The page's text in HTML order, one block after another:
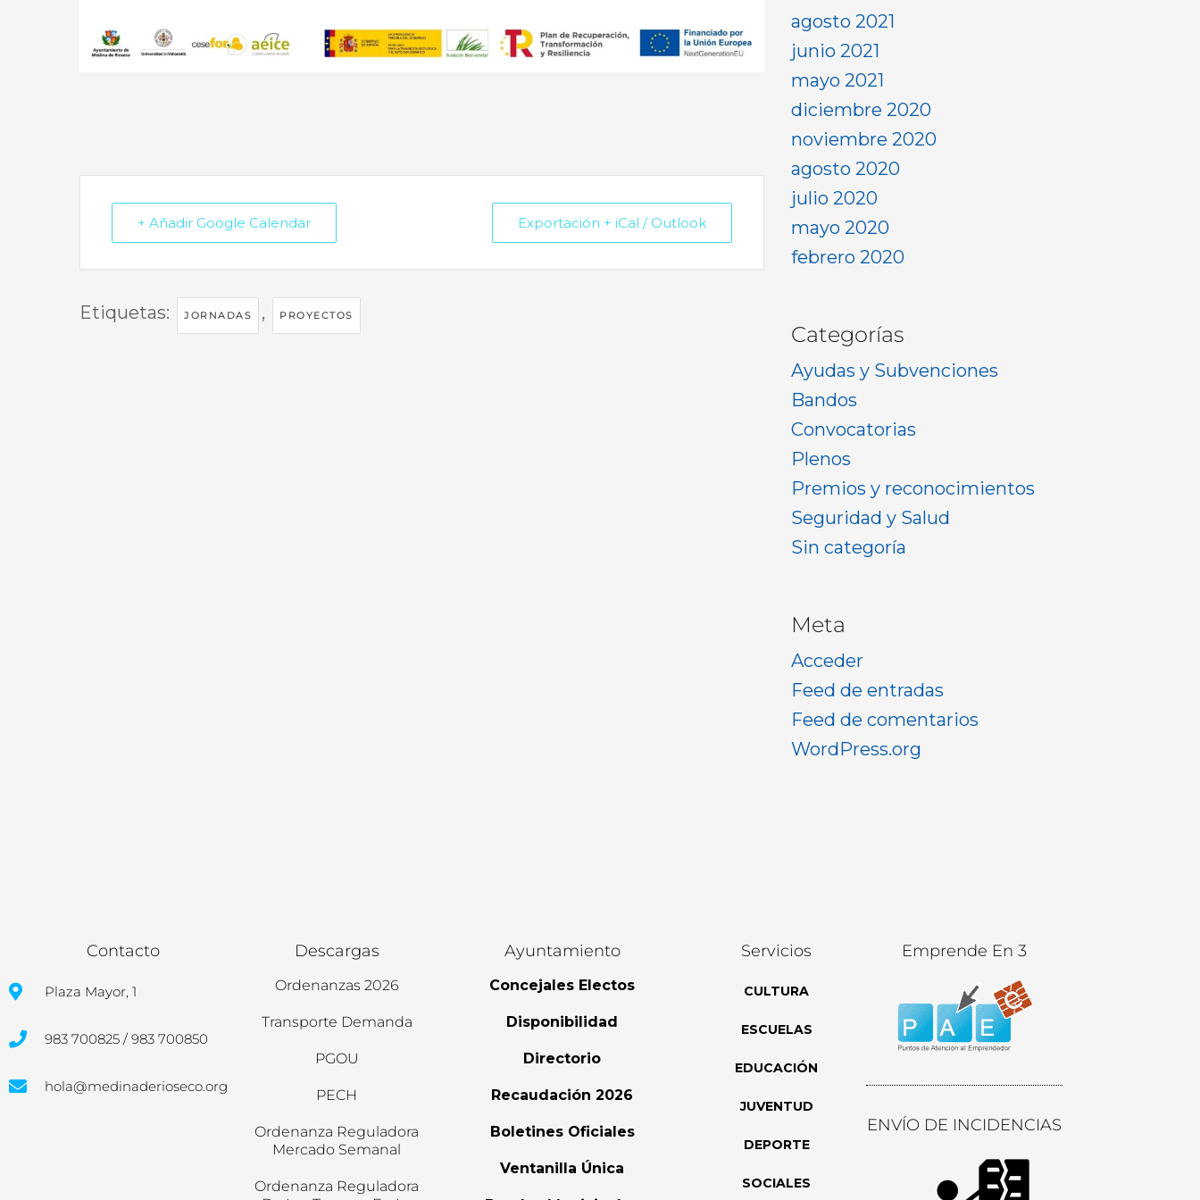
+ Añadir Google Calendar Exportación + iCal / Outlook
Etiquetas: JORNADAS , PROYECTOS
agosto 2021
junio 2021
mayo 2021
diciembre 2020
noviembre 2020
agosto 2020
julio 2020
mayo 2020
febrero 2020
Categorías
Ayudas y Subvenciones
Bandos
Convocatorias
Plenos
Premios y reconocimientos
Seguridad y Salud
Sin categoría
Meta
Acceder
Feed de entradas
Feed de comentarios
WordPress.org
Contacto
Plaza Mayor, 1
983 700825 / 983 700850
hola@medinaderioseco.org
Descargas
Ordenanzas 2026
Transporte Demanda
PGOU
PECH
Ordenanza Reguladora
Mercado Semanal
Ordenanza Reguladora
Ayuntamiento
Concejales Electos
Disponibilidad
Directorio
Recaudación 2026
Boletines Oficiales
Ventanilla Única
Servicios
CULTURA
ESCUELAS
EDUCACIÓN
JUVENTUD
DEPORTE
SOCIALES
Emprende En 3
ENVÍO DE INCIDENCIAS